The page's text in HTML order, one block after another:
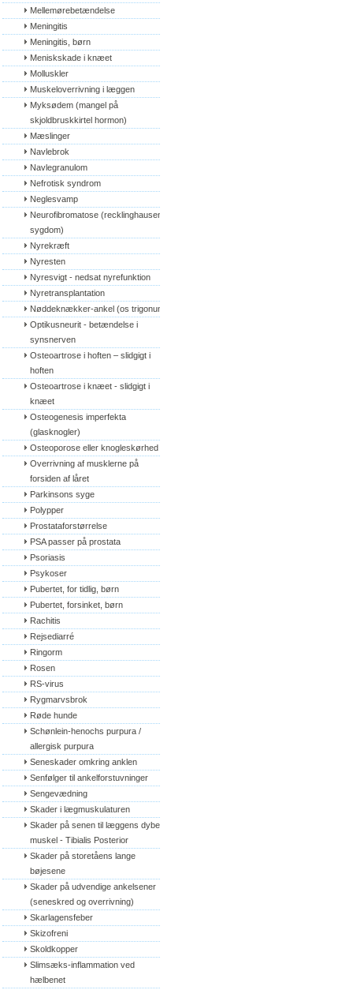
Mellemørebetændelse
Meningitis
Meningitis, børn
Meniskskade i knæet
Molluskler
Muskeloverrivning i læggen
Myksødem (mangel på
skjoldbruskkirtel hormon)
Mæslinger
Navlebrok
Navlegranulom
Nefrotisk syndrom
Neglesvamp
Neurofibromatose (recklinghausens
sygdom)
Nyrekræft
Nyresten
Nyresvigt - nedsat nyrefunktion
Nyretransplantation
Nøddeknækker-ankel (os trigonum)
Optikusneurit - betændelse i
synsnerven
Osteoartrose i hoften – slidgigt i
hoften
Osteoartrose i knæet - slidgigt i
knæet
Osteogenesis imperfekta
(glasknogler)
Osteoporose eller knogleskørhed
Overrivning af musklerne på
forsiden af låret
Parkinsons syge
Polypper
Prostataforstørrelse
PSA passer på prostata
Psoriasis
Psykoser
Pubertet, for tidlig, børn
Pubertet, forsinket, børn
Rachitis
Rejsediarré
Ringorm
Rosen
RS-virus
Rygmarvsbrok
Røde hunde
Schønlein-henochs purpura /
allergisk purpura
Seneskader omkring anklen
Senfølger til ankelforstuvninger
Sengevædning
Skader i lægmuskulaturen
Skader på senen til læggens dybe
muskel - Tibialis Posterior
Skader på storetåens lange
bøjesene
Skader på udvendige ankelsener
(seneskred og overrivning)
Skarlagensfeber
Skizofreni
Skoldkopper
Slimsæks-inflammation ved
hælbenet